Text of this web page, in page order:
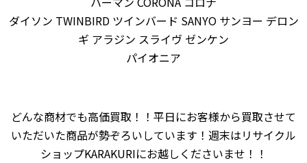
ダイソン TWINBIRD ツインバード SANYO サンヨー デロン
ギ アラジン スライヴ ゼンケン
パイオニア
どんな商材でも高価買取！！平日にお客様から買取させて
いただいた商品が勢ぞろいしています！週末はリサイクル
ショップKARAKURIにお越しくださいませ！！